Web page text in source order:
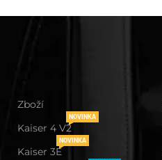
Zboží
Kaiser 4 V2
NOVINKA
Kaiser 3E
NOVINKA